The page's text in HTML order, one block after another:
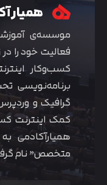
همیار
فعالیت خود را
کسب‌و‌کار
گرافیک و
کمک اینترنت
همیارآکادمی
متخصص” نام